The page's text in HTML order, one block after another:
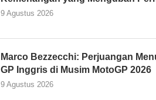
9 Agustus 2026
Marco Bezzecchi: Perjuangan
GP Inggris di Musim MotoGP 2026
9 Agustus 2026